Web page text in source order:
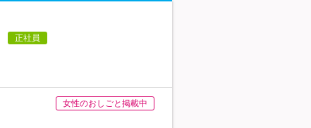
正社員
女性のおしごと掲載中